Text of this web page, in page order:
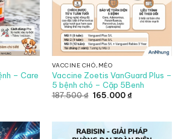
– Care
₫.
VACCINE CHÓ,MÈO
Vaccine Zoetis VanGuard Plus –
5 bệnh chó – Cặp 5Benh
187.500₫ Giá
165.000₫Giá
165.000 ₫.